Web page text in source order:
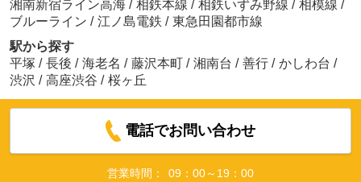
湘南新宿ライン高海 / 相鉄本線 / 相鉄いずみ野線 / 相模線 /
ブルーライン / 江ノ島電鉄 / 東急田園都市線
駅から探す
平塚 / 長後 / 海老名 / 藤沢本町 / 湘南台 / 善行 / かしわ台 /
渋沢 / 高座渋谷 / 桜ヶ丘
電話でお問い合わせ
営業時間：
09：00～19：00